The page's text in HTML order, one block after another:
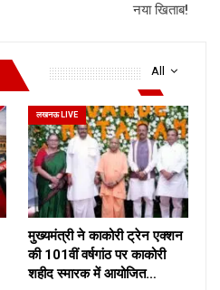
नया खिताब!
All
लखनऊ LIVE
मुख्यमंत्री ने काकोरी ट्रेन एक्शन
की 101वीं वर्षगांठ पर काकोरी
शहीद स्मारक में आयोजित…